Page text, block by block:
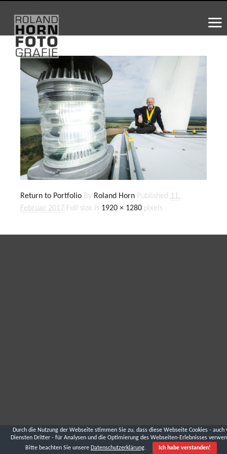
Return to Portfolio By Roland Horn Published 11.
Februar 2017 Full size is 1920 × 1280 pixels
Durch die Nutzung der Webseite stimmen Sie zu, dass diese Webseite Cookies - auch
Diensten Dritter - für Analysen und die Optimierung des Webseiten-Erlebnisses
Bitte beachten Sie unsere Datenschutzerklärung. Ich habe verstanden!